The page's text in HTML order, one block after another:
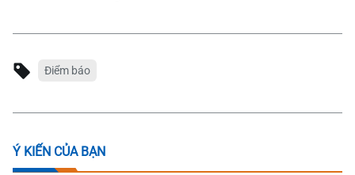
Điểm báo
Ý KIẾN CỦA BẠN